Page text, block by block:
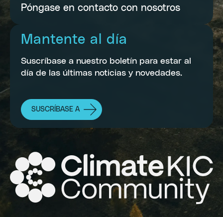
Póngase en contacto con nosotros
Mantente al día
Suscríbase a nuestro boletín para estar al
día de las últimas noticias y novedades.
SUSCRÍBASE A